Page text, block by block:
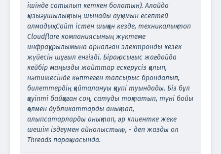
ішінде сатылып кеткен болатын). Алайда
қызығушылықтың шынайы ауқымын есептей
алмадық. Сайт істен шыққан кезде, техникалық топ
Cloudflare компаниясының жүктеме
инфрақұрылымына арналған электронды кезек
жүйесін шұғыл енгізді. Бірақ асығыс жағдайда
кейбір маңызды жайттар ескерусіз қалып,
нәтижесінде көптеген тапсырыс брондалып,
билеттердің қайталануы қаупі туындады. Біз бұл
қауіпті байқаған соң, сатуды тоқтатып, түні бойы
қолмен дубликаттарды анықтап,
алыпсатарларды анықтап, әр клиентке жеке
шешім іздеумен айналыстық.», - деп жазды ол
Threads парақшасында.